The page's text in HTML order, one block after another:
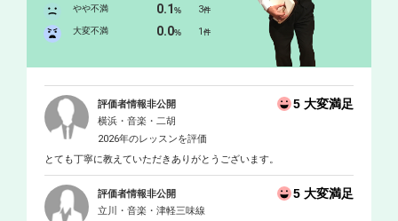
やや不満 0.1% 3件
大変不満 0.0% 1件
評価者情報非公開 5 大変満足
横浜・音楽・二胡
2026年のレッスンを評価
とても丁寧に教えていただきありがとうございます。
評価者情報非公開 5 大変満足
立川・音楽・津軽三味線